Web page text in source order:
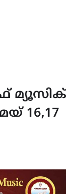
മ്യൂസിക്
16,17